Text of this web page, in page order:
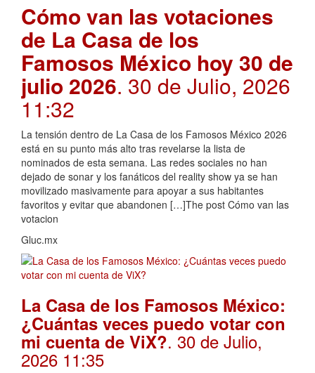
Cómo van las votaciones
de La Casa de los
Famosos México hoy 30 de
julio 2026. 30 de Julio, 2026
11:32
La tensión dentro de La Casa de los Famosos México 2026
está en su punto más alto tras revelarse la lista de
nominados de esta semana. Las redes sociales no han
dejado de sonar y los fanáticos del reality show ya se han
movilizado masivamente para apoyar a sus habitantes
favoritos y evitar que abandonen […]The post Cómo van las
votacion
Gluc.mx
La Casa de los Famosos México:
¿Cuántas veces puedo votar con
mi cuenta de ViX?. 30 de Julio,
2026 11:35